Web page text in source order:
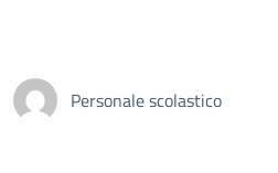
Personale scolastico